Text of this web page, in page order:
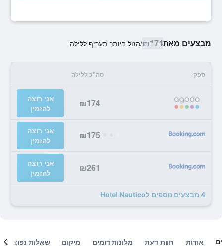
מבצעים מאת₪174
/הזול ביותר תעריף ללילה
ספק סה"כ ללילה
₪174
אני רוצה
להזמין
₪175
אני רוצה
להזמין
₪261
אני רוצה
להזמין
4 מבצעים נוספים לHotel Nautico
אודות חוות דעת מלונות דומים מיקום שאלות נפוצות